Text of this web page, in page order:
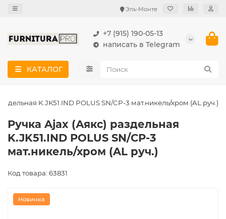
Эль-Монте
+7 (915) 190-05-13
написать в Telegram
КАТАЛОГ
K.JK51.IND POLUS SN/CP-3 мат.никель/хром (AL руч.)
Ручка Ajax (Аякс) раздельная
K.JK51.IND POLUS SN/CP-3
мат.никель/хром (AL руч.)
Код товара: 63831
Новинка